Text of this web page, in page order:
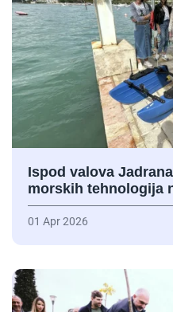
Ispod valova
morskih tehnologija
01 Apr 2026